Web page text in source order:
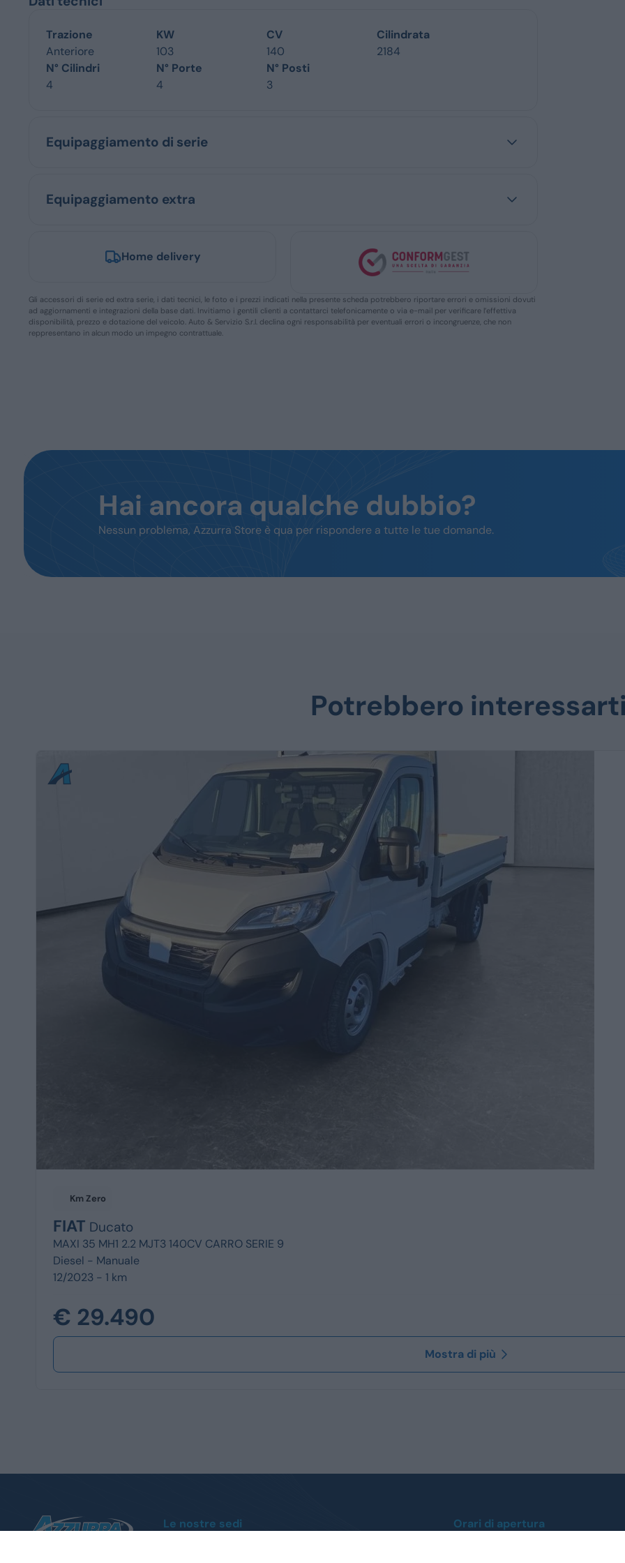
Trazione
Anteriore
KW
103
CV
140
Cilindrata
2184
N° Cilindri
4
N° Porte
4
N° Posti
3
Equipaggiamento di serie
Equipaggiamento extra
Home delivery
Gli accessori di serie ed extra serie, i dati tecnici, le foto e i prezzi indicati nella presente scheda potrebbero riportare errori e omissioni dovuti
ad aggiornamenti e integrazioni della base dati. Invitiamo i gentili clienti a contattarci telefonicamente o via e-mail per verificare l’effettiva
disponibilità, prezzo e dotazione del veicolo. Auto & Servizio S.r.l. declina ogni responsabilità per eventuali errori o incongruenze, che non
reppresentano in alcun modo un impegno contrattuale.
Hai ancora qualche dubbio?
Nessun problema, Azzurra Store è qua per rispondere a tutte le tue domande.
Potrebbero
Km Zero
FIAT Ducato
MAXI 35 MH1 2.2 MJT3 140CV CARRO SERIE 9
Diesel - Manuale
12/2023 - 1 km
€ 29.490
Mostra di più
Le nostre sedi Orari di apertura